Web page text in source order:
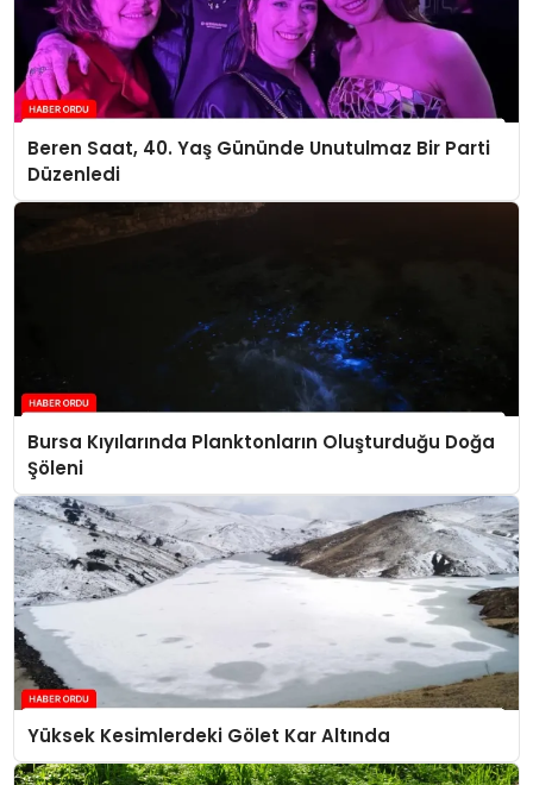
Beren Saat, 40. Yaş Gününde Unutulmaz Bir Parti
Düzenledi
Bursa Kıyılarında Planktonların Oluşturduğu Doğa
Şöleni
Yüksek Kesimlerdeki Gölet Kar Altında